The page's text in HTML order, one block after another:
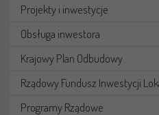
Projekty i inwestycje
Obsługa inwestora
Krajowy Plan Odbudowy
Rządowy Fundusz Inwestycji
Programy Rządowe